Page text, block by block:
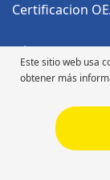
Este sitio web usa
obtener más
Certificacion
Código
Código de Ética